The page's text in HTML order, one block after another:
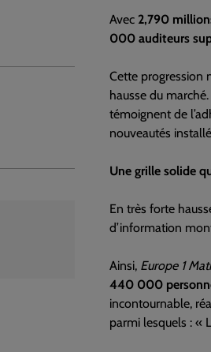
Avec 2,790
000 auditeurs
Cette progression
hausse du
témoignent de
nouveautés
Une grille solide
En très forte
d’information
Ainsi, Europe 1
440 000
incontournable,
parmi lesquels : «